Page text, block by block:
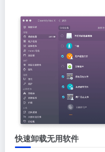
快速卸载无用软件